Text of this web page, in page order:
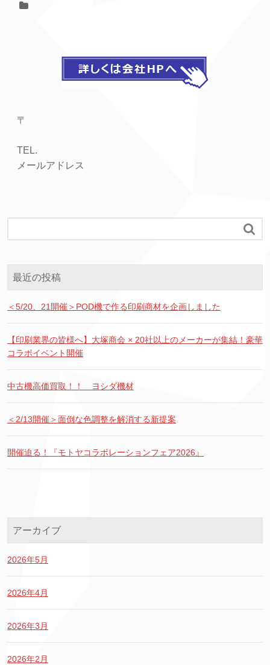
〒
TEL.
メールアドレス

最近の投稿
＜5/20、21開催＞POD機で作る印刷商材を企画しました
【印刷業界の皆様へ】大塚商会 × 20社以上のメーカーが集結！豪華
コラボイベント開催
中古機高価買取！！ ヨシダ機材
＜2/13開催＞面倒な色調整を解消する新提案
開催迫る！『モトヤコラボレーションフェア2026』
アーカイブ
2026年5月
2026年4月
2026年3月
2026年2月